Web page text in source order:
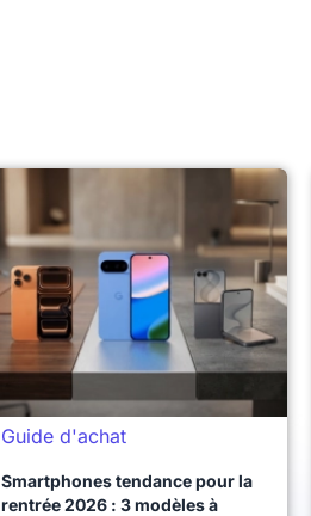
Guide d'achat
Smartphones tendance pour la
rentrée 2026 : 3 modèles à